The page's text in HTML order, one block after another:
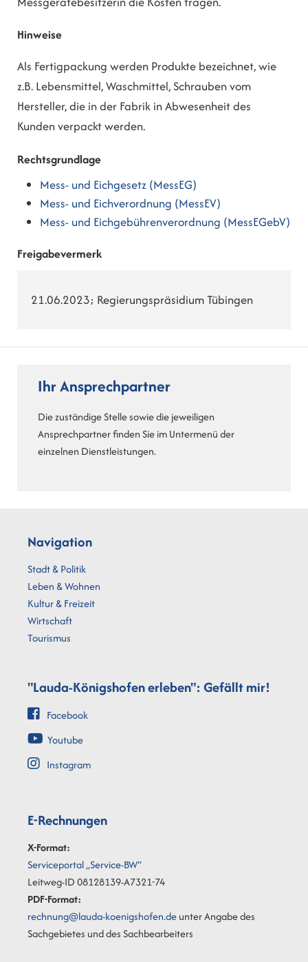
Hinweise
Als Fertigpackung werden Produkte bezeichnet, wie
z.B. Lebensmittel, Waschmittel, Schrauben vom
Hersteller, die in der Fabrik in Abwesenheit des
Kunden verpackt werden.
Rechtsgrundlage
Mess- und Eichgesetz (MessEG)
Mess- und Eichverordnung (MessEV)
Mess- und Eichgebührenverordnung (MessEGebV)
Freigabevermerk
21.06.2023; Regierungspräsidium Tübingen
Ihr Ansprechpartner
Die zuständige Stelle sowie die jeweiligen
Ansprechpartner finden Sie im Untermenü der
einzelnen Dienstleistungen.
Navigation
Stadt & Politik
Leben & Wohnen
Kultur & Freizeit
Wirtschaft
Tourismus
"Lauda-Königshofen erleben": Gefällt mir!
Facebook
Youtube
Instagram
E-Rechnungen
X-Format:
Serviceportal „Service-BW“
Leitweg-ID 08128139-A7321-74
PDF-Format:
rechnung@lauda-koenigshofen.deunter Angabe des
Sachgebietes und des Sachbearbeiters